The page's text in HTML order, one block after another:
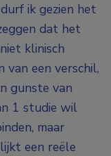
ik gezien het
dat het
klinisch
een verschil,
gunste van
1 studie wil
maar
een reële